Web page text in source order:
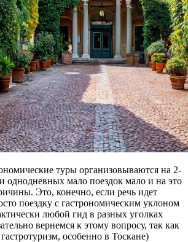
туры организовываются на 2-
однодневных мало поездок мало и на это
Это, конечно, если речь идет
поездку с гастрономическим уклоном
любой гид в разных уголках
вернемся к этому вопросу, так как
особенно в Тоскане)